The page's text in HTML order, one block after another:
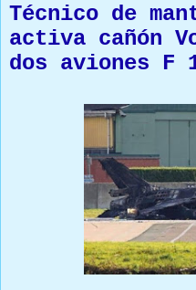
Técnico de
activa cañón
dos aviones F